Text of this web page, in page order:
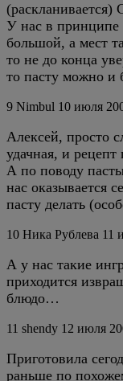
(раскланивается)
У нас в принципе
большой, а мест
то не до конца
то пасту можно и
9 Nimbul 10 июля
Алексей, просто
удачная, и рецепт
А по поводу
нас оказывается
пасту делать
10 Ника Рублева 11
А у нас такие
приходится
блюдо…
11 shendy 12 июля
Приготовила
раньше по